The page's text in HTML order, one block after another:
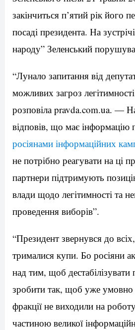
закінчиться п’ятий рік його
посаді президента. На
народу” Зеленський
“Лунало запитання від
можливих загроз
розповіла pravda.com.ua. —
відповів, що має інформацію
росіянами інформаційних
не потрібно реагувати на ці
партнери підтримують
влади щодо легітимності та
проведення виборів”.
“Президент звернувся до
трималися купи. Бо росіяни
над тим, щоб дестабілізувати
зробити так, щоб уже умовно
фракції не виходили на
частиною великої